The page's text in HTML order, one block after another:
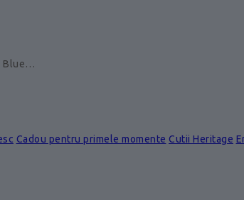
Blue…
Cadou pentru primele momente Cutii Heritage